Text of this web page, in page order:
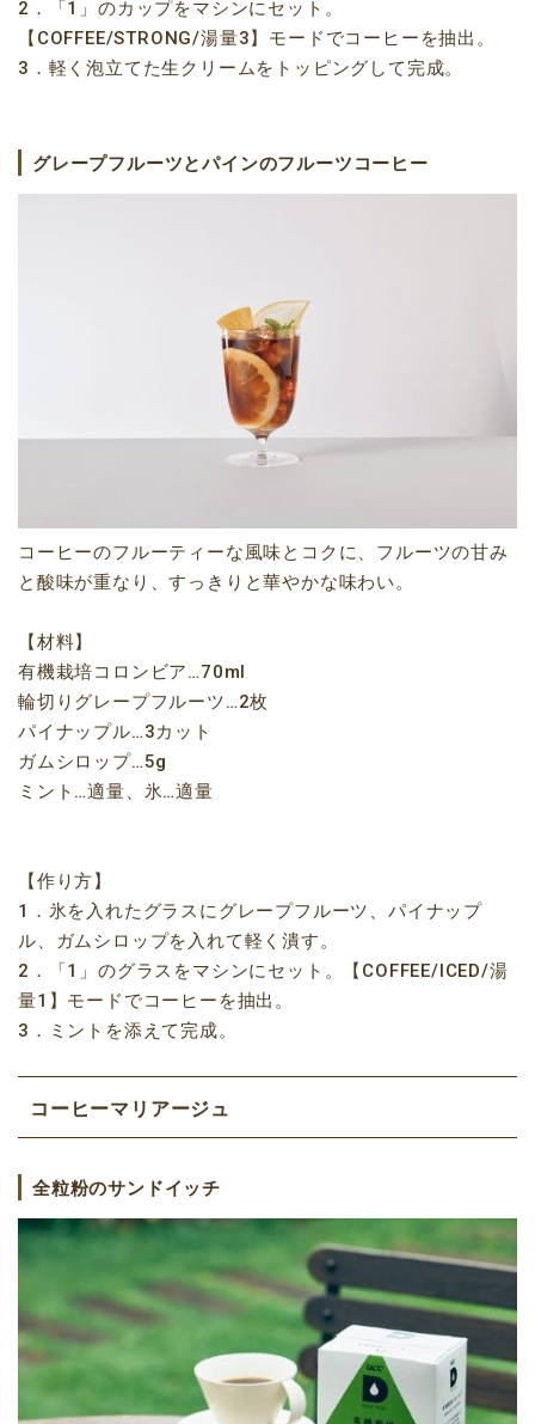
2．「1」のカップをマシンにセット。
【COFFEE/STRONG/湯量3】モードでコーヒーを抽出。
3．軽く泡立てた生クリームをトッピングして完成。
グレープフルーツとパインのフルーツコーヒー
コーヒーのフルーティーな風味とコクに、フルーツの甘み
と酸味が重なり、すっきりと華やかな味わい。
【材料】
有機栽培コロンビア…70ml
輪切りグレープフルーツ…2枚
パイナップル…3カット
ガムシロップ…5g
ミント…適量、氷…適量
【作り方】
1．氷を入れたグラスにグレープフルーツ、パイナップ
ル、ガムシロップを入れて軽く潰す。
2．「1」のグラスをマシンにセット。【COFFEE/ICED/湯
量1】モードでコーヒーを抽出。
3．ミントを添えて完成。
コーヒーマリアージュ
全粒粉のサンドイッチ